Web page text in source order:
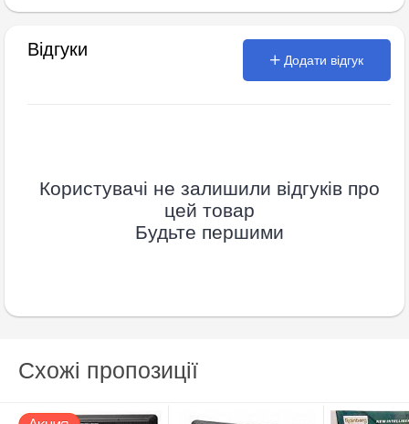
Відгуки
Додати відгук
Користувачі не залишили відгуків про
цей товар
Будьте першими
Схожі пропозиції